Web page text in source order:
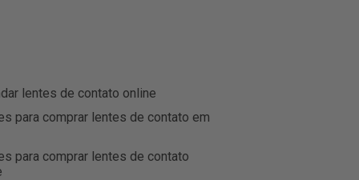
lentes de contato online
para comprar lentes de contato em
para comprar lentes de contato